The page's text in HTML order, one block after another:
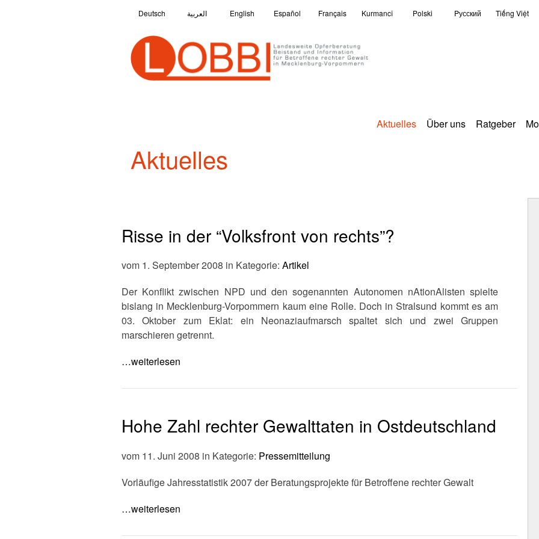
Deutsch العربية English Español Français Kurmancî Polski Pусский Tiếng Việt
Aktuelles Über uns Ratgeber
Aktuelles
Risse in der “Volksfront von rechts”?
vom 1. September 2008 in Kategorie: Artikel
Der Konflikt zwischen NPD und den sogenannten Autonomen nAtionAlisten spielte
bislang in Mecklenburg-Vorpommern kaum eine Rolle. Doch in Stralsund kommt es am
03. Oktober zum Eklat: ein Neonaziaufmarsch spaltet sich und zwei Gruppen
marschieren getrennt.
…weiterlesen
Hohe Zahl rechter Gewalttaten in Ostdeutschland
vom 11. Juni 2008 in Kategorie: Pressemitteilung
Vorläufige Jahresstatistik 2007 der Beratungsprojekte für Betroffene rechter Gewalt
…weiterlesen